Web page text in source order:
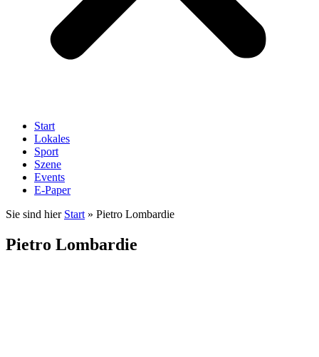
Start
Lokales
Sport
Szene
Events
E-Paper
Sie sind hier Start » Pietro Lombardie
Pietro Lombardie